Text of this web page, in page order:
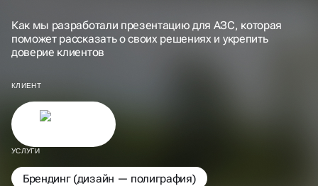
Как мы разработали презентацию для АЗС, которая
поможет рассказать о своих решениях и укрепить
доверие клиентов
КЛИЕНТ
УСЛУГИ
Брендинг (дизайн — полиграфия)